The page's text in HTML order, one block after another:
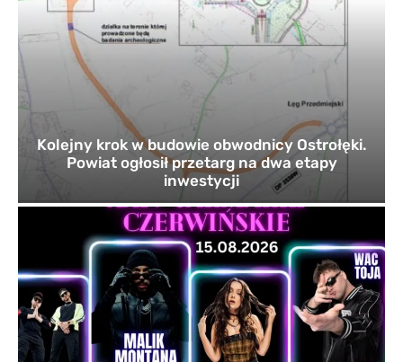
Kolejny krok w budowie obwodnicy Ostrołęki.
Powiat ogłosił przetarg na dwa etapy
inwestycji